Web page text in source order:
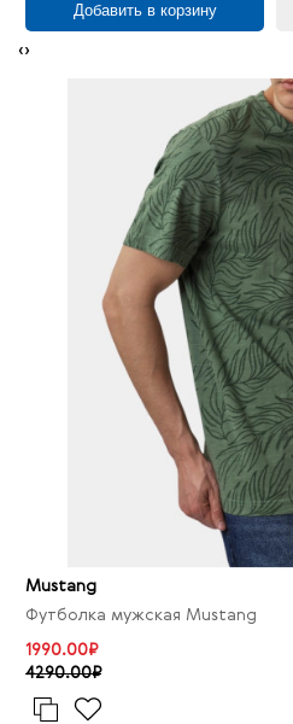
Добавить в корзину
‹›
Mustang
Футболка мужская Mustang
1990.00₽
4290.00₽